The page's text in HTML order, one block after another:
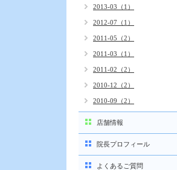
2013-03（1）
2012-07（1）
2011-05（2）
2011-03（1）
2011-02（2）
2010-12（2）
2010-09（2）
店舗情報
院長プロフィール
よくあるご質問